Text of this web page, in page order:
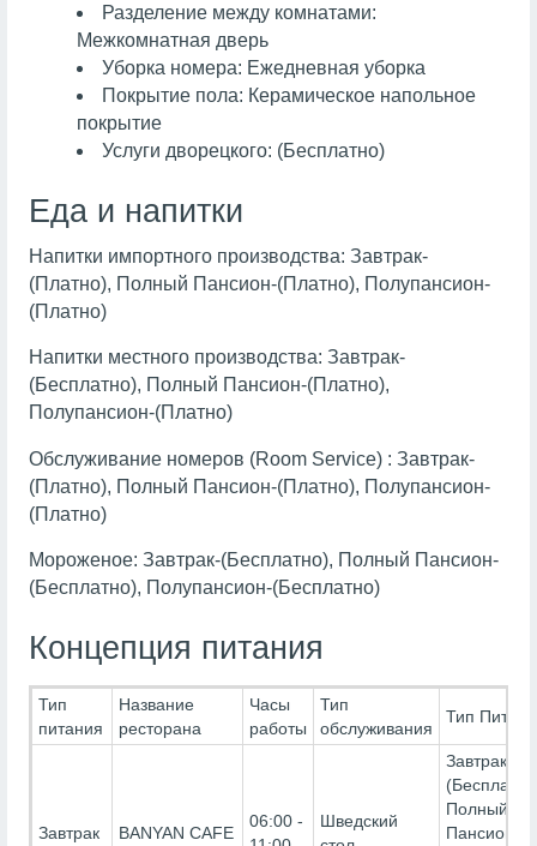
Разделение между комнатами:
Межкомнатная дверь
Уборка номера: Ежедневная уборка
Покрытие пола: Керамическое напольное
покрытие
Услуги дворецкого: (Бесплатно)
Еда и напитки
Напитки импортного производства: Завтрак-
(Платно), Полный Пансион-(Платно), Полупансион-
(Платно)
Напитки местного производства: Завтрак-
(Бесплатно), Полный Пансион-(Платно),
Полупансион-(Платно)
Обслуживание номеров (Room Service) : Завтрак-
(Платно), Полный Пансион-(Платно), Полупансион-
(Платно)
Мороженое: Завтрак-(Бесплатно), Полный Пансион-
(Бесплатно), Полупансион-(Бесплатно)
Концепция питания
Тип
питания
Название
ресторана
Часы
работы
Тип
обслуживания
Тип
Завтрак BANYAN CAFE
06:00 -
Шведский
Завтрак-
Полный
Пансион-